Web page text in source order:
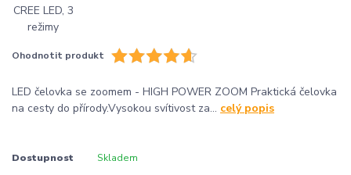
Ohodnotit produkt
LED čelovka se zoomem - HIGH POWER ZOOM Praktická čelovka
na cesty do přírody.Vysokou svítivost za... celý popis
Dostupnost Skladem